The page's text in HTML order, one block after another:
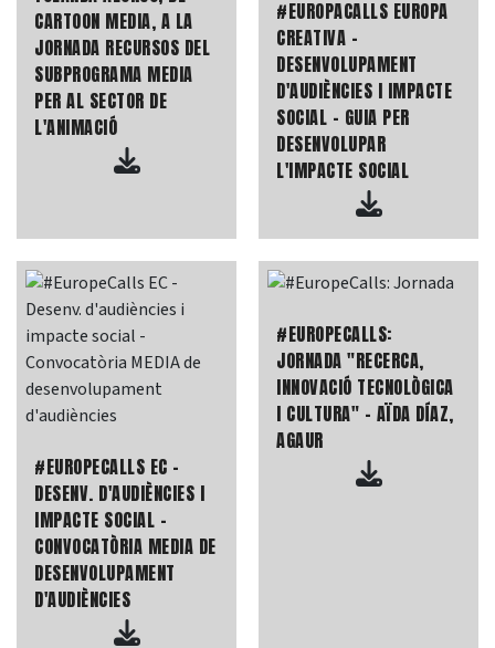
CARTOON MEDIA, A LA
JORNADA RECURSOS DEL
SUBPROGRAMA MEDIA
PER AL SECTOR DE
L'ANIMACIÓ
#EUROPACALLS EUROPA
CREATIVA -
DESENVOLUPAMENT
D'AUDIÈNCIES I IMPACTE
SOCIAL - GUIA PER
DESENVOLUPAR
L'IMPACTE SOCIAL
#EUROPECALLS EC -
DESENV. D'AUDIÈNCIES I
IMPACTE SOCIAL -
CONVOCATÒRIA MEDIA DE
DESENVOLUPAMENT
D'AUDIÈNCIES
#EUROPECALLS:
JORNADA "RECERCA,
INNOVACIÓ TECNOLÒGICA
I CULTURA" - AÏDA DÍAZ,
AGAUR